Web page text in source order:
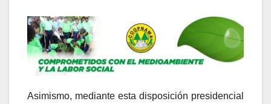
Asimismo, mediante esta disposición presidencial